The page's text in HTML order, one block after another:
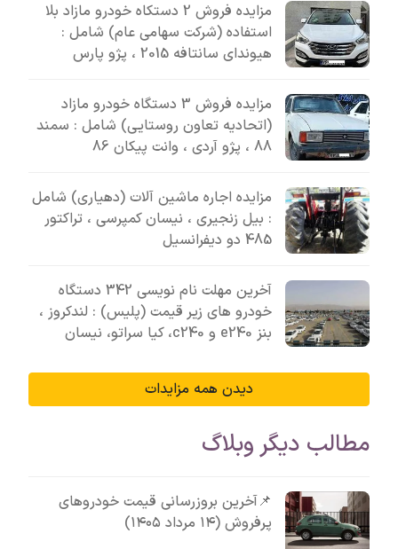
مزایده فروش 2 دستکاه خودرو مازاد بلا
استفاده (شرکت سهامی عام) شامل :
هیوندای سانتافه 2015 ، پژو پارس
مزایده فروش 3 دستگاه خودرو مازاد
(اتحادیه تعاون روستایی) شامل : سمند
88 ، پژو آردی ، وانت پیکان 86
مزایده اجاره ماشین آلات (دهیاری) شامل
: بیل زنجیری ، نیسان کمپرسی ، تراکتور
485 دو دیفرانسیل
آخرین مهلت نام نویسی 342 دستگاه
خودرو های زیر قیمت (پلیس) : لندکروز ،
بنز e240 و c240، کیا سراتو، نیسان
دیدن همه مزایدات
مطالب دیگر وبلاگ
📌آخرین بروزرسانی قیمت خودروهای
پرفروش (۱۴ مرداد ۱۴۰۵)